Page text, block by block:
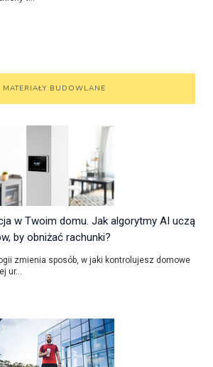
MATERIAŁY BUDOWLANE
w Twoim domu. Jak algorytmy AI uczą
by obniżać rachunki?
zmienia sposób, w jaki kontrolujesz domowe
ur...